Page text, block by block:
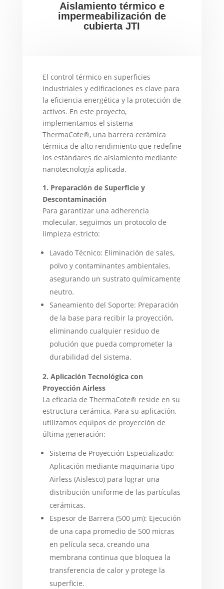
Aislamiento térmico e
impermeabilización de
cubierta JTI
El control térmico en superficies
industriales y edificaciones es clave para
la eficiencia energética y la protección de
activos. En este proyecto,
implementamos el sistema
ThermaCote®, una barrera cerámica
térmica de alto rendimiento que redefine
los estándares de aislamiento mediante
nanotecnología aplicada.
1. Preparación de Superficie y
Descontaminación
Para garantizar una adherencia
molecular, seguimos un protocolo de
limpieza estricto:
Lavado Técnico: Eliminación de sales,
polvo y contaminantes ambientales,
asegurando un sustrato químicamente
neutro.
Saneamiento del Soporte: Preparación
de la base para recibir la proyección,
eliminando cualquier residuo de
polución que pueda comprometer la
durabilidad del sistema.
2. Aplicación Tecnológica con
Proyección Airless
La eficacia de ThermaCote® reside en su
estructura cerámica. Para su aplicación,
utilizamos equipos de proyección de
última generación:
Sistema de Proyección Especializado:
Aplicación mediante maquinaria tipo
Airless (Aislesco) para lograr una
distribución uniforme de las partículas
cerámicas.
Espesor de Barrera (500 µm): Ejecución
de una capa promedio de 500 micras
en película seca, creando una
membrana continua que bloquea la
transferencia de calor y protege la
superficie.